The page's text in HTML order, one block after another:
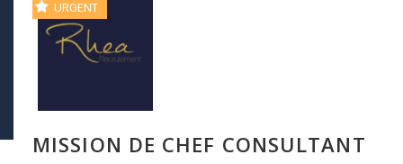
URGENT
MISSION DE CHEF CONSULTANT